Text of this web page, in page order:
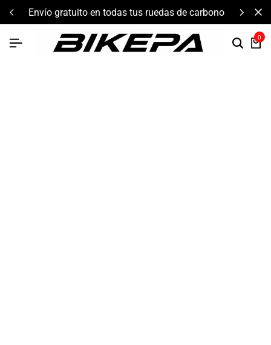
envío gratuito en todas tus ruedas de carbono
0